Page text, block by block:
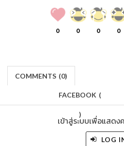
0 0 0 0
COMMENTS (0)
FACEBOOK (
)
เข้าสู่ระบบเพื่อแสดง
LOG